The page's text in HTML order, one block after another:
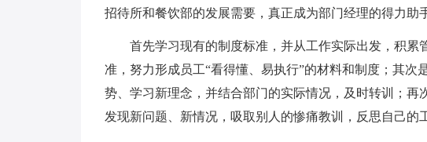
招待所和餐饮部的发展需要，真正成为部门经理的得力助
首先学习现有的制度标准，并从工作实际出发，积
准，努力形成员工“看得懂、易执行”的材料和制度；其次
势、学习新理念，并结合部门的实际情况，及时转训；再
发现新问题、新情况，吸取别人的惨痛教训，反思自己的